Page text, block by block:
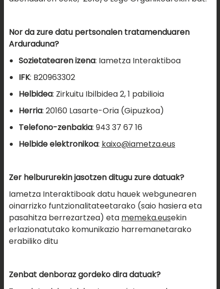
Nor da zure datu pertsonalen tratamenduaren
Arduraduna?
Sozietatearen izena: Iametza Interaktiboa
IFK: B20963302
Helbidea: Zirkuitu Ibilbidea 2, 1 pabilioia
Herria: 20160 Lasarte-Oria (Gipuzkoa)
Telefono-zenbakia: 943 37 67 16
Helbide elektronikoa: kaixo@iametza.eus
Zer helbururekin jasotzen ditugu zure datuak?
Iametza Interaktiboak datu hauek webgunearen
oinarrizko funtzionalitateetarako (saio hasiera eta
pasahitza berrezartzea) eta memeka.eusekin
erlazionatutako komunikazio harremanetarako
erabiliko ditu
Zenbat denboraz gordeko dira datuak?